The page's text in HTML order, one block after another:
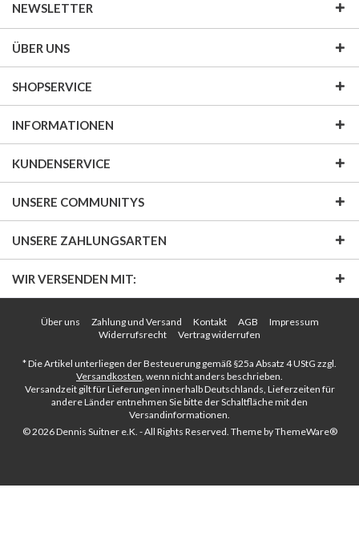
NEWSLETTER
ÜBER UNS
SHOPSERVICE
INFORMATIONEN
KUNDENSERVICE
UNSERE COMMUNITYS
UNSERE ZAHLUNGSARTEN
WIR VERSENDEN MIT:
Über uns Zahlung und Versand Kontakt AGB
Impressum
Widerrufsrecht
Vertrag widerrufen
* Die Artikel unterliegen der Besteuerung gemäß §25a Absatz 4 UStG zzgl.
Versandkosten , wenn nicht anders beschrieben.
Versandzeit gilt für Lieferungen innerhalb Deutschlands, Lieferzeiten für
andere Länder entnehmen Sie bitte der Schaltfläche mit den
Versandinformationen.
© 2026 Dennis Suitner e.K. - All Rights Reserved. Theme byThemeWare®